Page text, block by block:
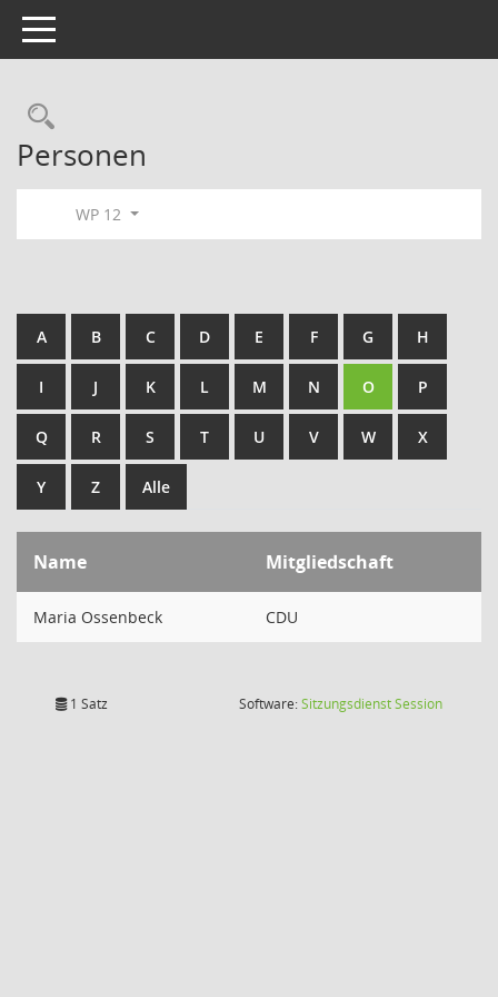
Toggle navigation
Rechercheauswahl
Personen
WP 12
A B C D E F G H
I J K L M N O P
Q R S T U V W X
Y Z Alle
Name Mitgliedschaft
Maria Ossenbeck CDU
1 Satz Software:SitzungsdienstSession(Wird in